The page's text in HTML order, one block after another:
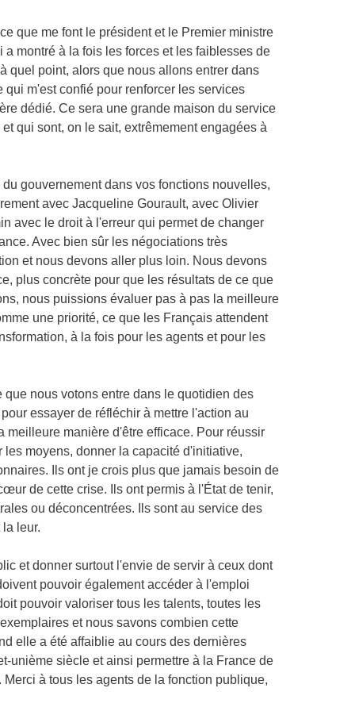
que me font le président et le Premier ministre
montré à la fois les forces et les faiblesses de
quel point, alors que nous allons entrer dans
m'est confié pour renforcer les services
dédié. Ce sera une grande maison du service
qui sont, on le sait, extrêmement engagées à
gouvernement dans vos fonctions nouvelles,
avec Jacqueline Gourault, avec Olivier
avec le droit à l'erreur qui permet de changer
Avec bien sûr les négociations très
et nous devons aller plus loin. Nous devons
plus concrète pour que les résultats de ce que
nous puissions évaluer pas à pas la meilleure
une priorité, ce que les Français attendent
à la fois pour les agents et pour les
nous votons entre dans le quotidien des
essayer de réfléchir à mettre l'action au
meilleure manière d'être efficace. Pour réussir
moyens, donner la capacité d'initiative,
Ils ont je crois plus que jamais besoin de
de cette crise. Ils ont permis à l'État de tenir,
ou déconcentrées. Ils sont au service des
leur.
et donner surtout l'envie de servir à ceux dont
pouvoir également accéder à l'emploi
pouvoir valoriser tous les talents, toutes les
et nous savons combien cette
elle a été affaiblie au cours des dernières
unième siècle et ainsi permettre à la France de
à tous les agents de la fonction publique,